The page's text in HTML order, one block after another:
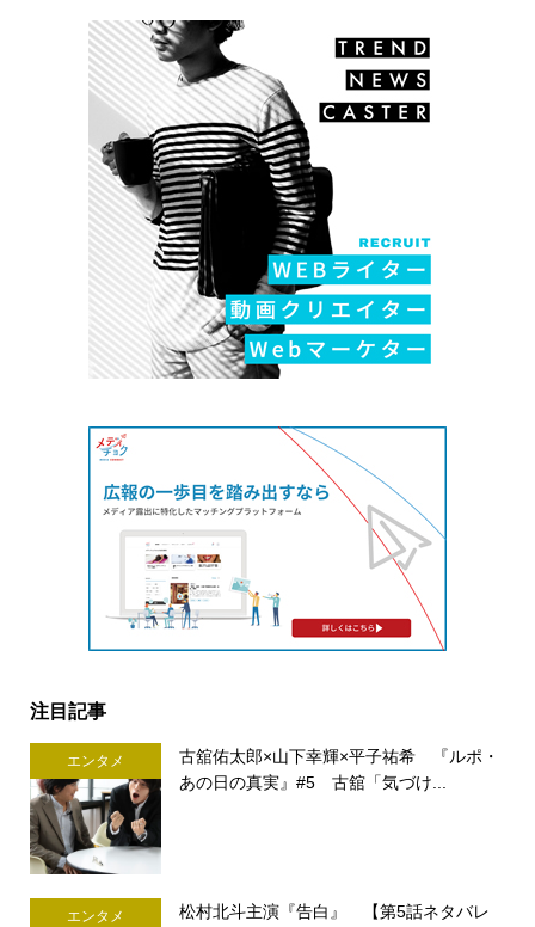
注目記事
エンタメ
古舘佑太郎×山下幸輝×平子祐希 『ルポ・
あの日の真実』#5 古舘「気づけ...
エンタメ 松村北斗主演『告白』 【第5話ネタバレ